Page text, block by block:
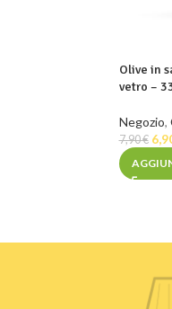
Olive in
vetro –
Negozio,
7,90€